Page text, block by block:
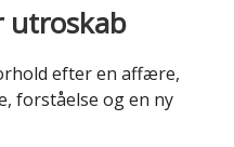
utroskab
efter en affære,
forståelse og en ny